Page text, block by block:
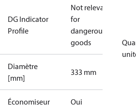
DG Indicator
Profile
Not relevant
for
dangerous
goods
Diamètre
[mm]
333 mm
Économiseur Oui